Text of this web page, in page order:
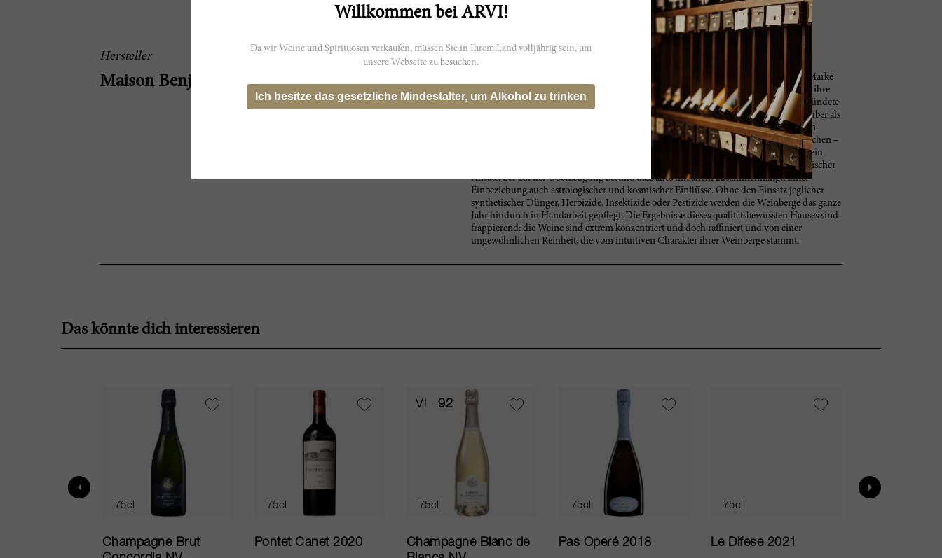
Hersteller
Maison Benjamin Leroux
Als es zusehends schwieriger wurde, Weine zu finden, die den hohen Standards der Marke
Maison Leroy gerecht wurden, beschloss Madame Lalou Bize-Leroy kurzerhand, sich ihre
eigenen Weinberge zuzulegen. So kaufte sie mehrere Grundstücke zusammen und gründete
1988 die Domaine Leroy. Heute erstrecken sich die insgesamt 21 Hektar vorwiegend über als
Grand Cru und Premier Cru eingestuften Zonen. Gemäß der festen Überzeugung von
Madame Bize-Leroy, dass alles lebt – vom Boden über die Trauben bis hin zum Menschen –
führte sie umgehend aus Achtung vor dem Terroir biodynamische Anbaumethoden ein.
Diese einst umstrittene Art der Bewirtschaftung ist heute ein weithin bekannter holistischer
Ansatz, der auf der Überzeugung beruht, dass alles mit allem zusammenhängt, unter
Einbeziehung auch astrologischer und kosmischer Einflüsse. Ohne den Einsatz jeglicher
synthetischer Dünger, Herbizide, Insektizide oder Pestizide werden die Weinberge das ganze
Jahr hindurch in Handarbeit gepflegt. Die Ergebnisse dieses qualitätsbewussten Hauses sind
frappierend: die Weine sind extrem konzentriert und doch raffiniert und von einer
ungewöhnlichen Reinheit, die vom intuitiven Charakter ihrer Weinberge stammt.
Das könnte dich interessieren
75cl
Champagne Brut
75cl
Pontet Canet 2020
VI 92
75cl
Champagne Blanc de
75cl
Pas Operé 2018
75cl
Le Difese 2021
Willkommen bei ARVI!
Da wir Weine und Spirituosen verkaufen, müssen Sie in Ihrem Land volljährig sein, um
unsere Webseite zu besuchen.
Ich besitze das gesetzliche Mindestalter, um Alkohol zu trinken